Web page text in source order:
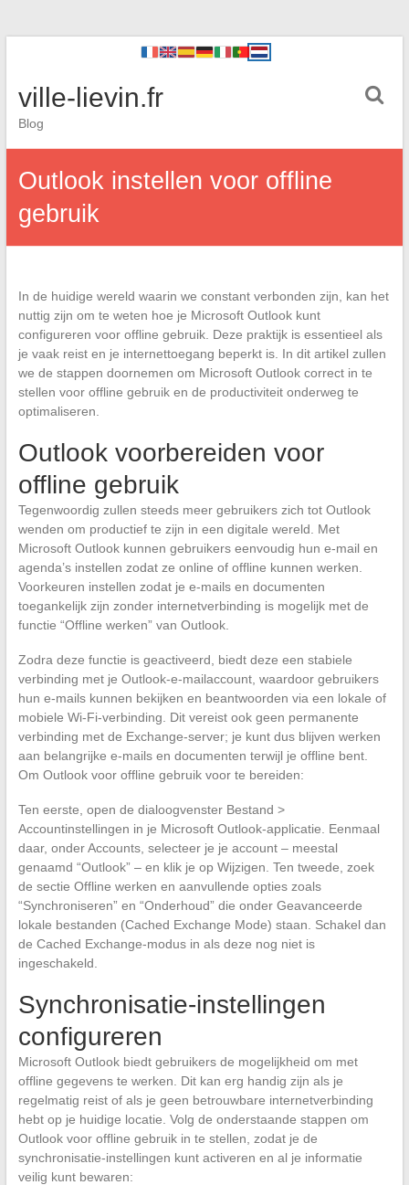
ville-lievin.fr
Blog
Outlook instellen voor offline
gebruik
In de huidige wereld waarin we constant verbonden zijn, kan het
nuttig zijn om te weten hoe je Microsoft Outlook kunt
configureren voor offline gebruik. Deze praktijk is essentieel als
je vaak reist en je internettoegang beperkt is. In dit artikel zullen
we de stappen doornemen om Microsoft Outlook correct in te
stellen voor offline gebruik en de productiviteit onderweg te
optimaliseren.
Outlook voorbereiden voor
offline gebruik
Tegenwoordig zullen steeds meer gebruikers zich tot Outlook
wenden om productief te zijn in een digitale wereld. Met
Microsoft Outlook kunnen gebruikers eenvoudig hun e-mail en
agenda’s instellen zodat ze online of offline kunnen werken.
Voorkeuren instellen zodat je e-mails en documenten
toegankelijk zijn zonder internetverbinding is mogelijk met de
functie “Offline werken” van Outlook.
Zodra deze functie is geactiveerd, biedt deze een stabiele
verbinding met je Outlook-e-mailaccount, waardoor gebruikers
hun e-mails kunnen bekijken en beantwoorden via een lokale of
mobiele Wi-Fi-verbinding. Dit vereist ook geen permanente
verbinding met de Exchange-server; je kunt dus blijven werken
aan belangrijke e-mails en documenten terwijl je offline bent.
Om Outlook voor offline gebruik voor te bereiden:
Ten eerste, open de dialoogvenster Bestand >
Accountinstellingen in je Microsoft Outlook-applicatie. Eenmaal
daar, onder Accounts, selecteer je je account – meestal
genaamd “Outlook” – en klik je op Wijzigen. Ten tweede, zoek
de sectie Offline werken en aanvullende opties zoals
“Synchroniseren” en “Onderhoud” die onder Geavanceerde
lokale bestanden (Cached Exchange Mode) staan. Schakel dan
de Cached Exchange-modus in als deze nog niet is
ingeschakeld.
Synchronisatie-instellingen
configureren
Microsoft Outlook biedt gebruikers de mogelijkheid om met
offline gegevens te werken. Dit kan erg handig zijn als je
regelmatig reist of als je geen betrouwbare internetverbinding
hebt op je huidige locatie. Volg de onderstaande stappen om
Outlook voor offline gebruik in te stellen, zodat je de
synchronisatie-instellingen kunt activeren en al je informatie
veilig kunt bewaren: